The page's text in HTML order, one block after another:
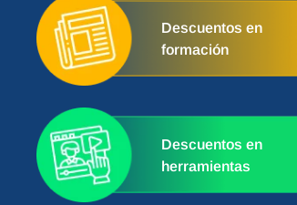
Descuentos en
formación
Descuentos en
herramientas